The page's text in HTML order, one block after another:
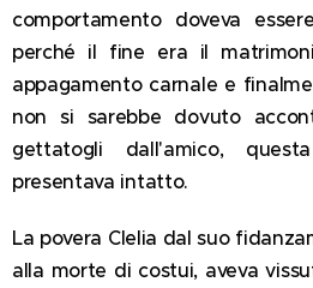
comportamento doveva
perché il fine era il
appagamento carnale e
non si sarebbe dovuto
gettatogli dall'amico,
presentava intatto.
La povera Clelia dal suo
alla morte di costui, aveva